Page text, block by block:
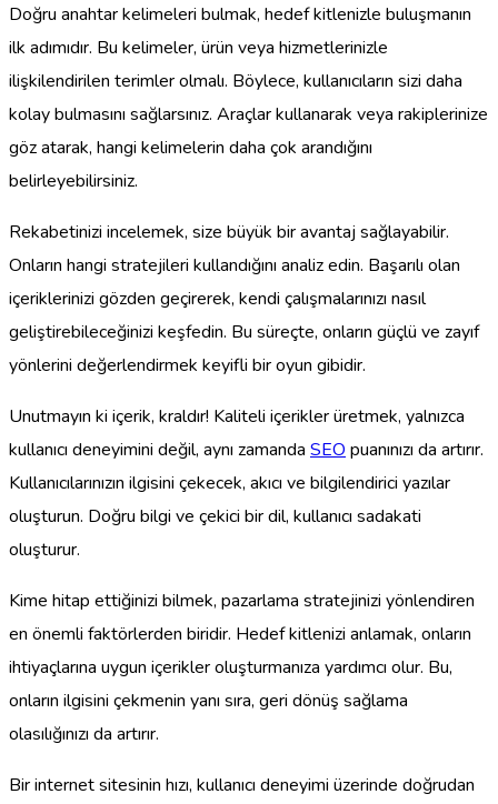
Doğru anahtar kelimeleri bulmak, hedef kitlenizle buluşmanın
ilk adımıdır. Bu kelimeler, ürün veya hizmetlerinizle
ilişkilendirilen terimler olmalı. Böylece, kullanıcıların sizi daha
kolay bulmasını sağlarsınız. Araçlar kullanarak veya rakiplerinize
göz atarak, hangi kelimelerin daha çok arandığını
belirleyebilirsiniz.
Rekabetinizi incelemek, size büyük bir avantaj sağlayabilir.
Onların hangi stratejileri kullandığını analiz edin. Başarılı olan
içeriklerinizi gözden geçirerek, kendi çalışmalarınızı nasıl
geliştirebileceğinizi keşfedin. Bu süreçte, onların güçlü ve zayıf
yönlerini değerlendirmek keyifli bir oyun gibidir.
Unutmayın ki içerik, kraldır! Kaliteli içerikler üretmek, yalnızca
kullanıcı deneyimini değil, aynı zamanda SEO puanınızı da artırır.
Kullanıcılarınızın ilgisini çekecek, akıcı ve bilgilendirici yazılar
oluşturun. Doğru bilgi ve çekici bir dil, kullanıcı sadakati
oluşturur.
Kime hitap ettiğinizi bilmek, pazarlama stratejinizi yönlendiren
en önemli faktörlerden biridir. Hedef kitlenizi anlamak, onların
ihtiyaçlarına uygun içerikler oluşturmanıza yardımcı olur. Bu,
onların ilgisini çekmenin yanı sıra, geri dönüş sağlama
olasılığınızı da artırır.
Bir internet sitesinin hızı, kullanıcı deneyimi üzerinde doğrudan